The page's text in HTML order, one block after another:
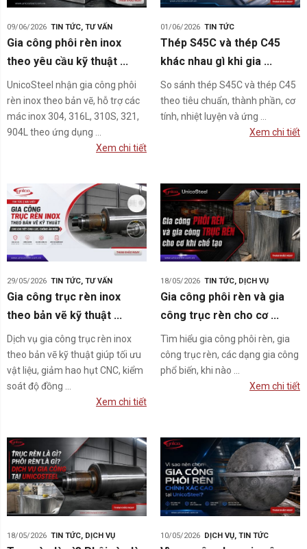
09/06/2026 TIN TỨC, TƯ VẤN
Gia công phôi rèn inox
theo yêu cầu kỹ thuật ...
UnicoSteel nhận gia công phôi
rèn inox theo bản vẽ, hỗ trợ các
mác inox 304, 316L, 310S, 321,
904L theo ứng dụng ...
Xem chi tiết
01/06/2026 TIN TỨC
Thép S45C và thép C45
khác nhau gì khi gia ...
So sánh thép S45C và thép C45
theo tiêu chuẩn, thành phần, cơ
tính, nhiệt luyện và ứng ...
Xem chi tiết
29/05/2026 TIN TỨC, TƯ VẤN
Gia công trục rèn inox
theo bản vẽ kỹ thuật ...
Dịch vụ gia công trục rèn inox
theo bản vẽ kỹ thuật giúp tối ưu
vật liệu, giảm hao hụt CNC, kiểm
soát độ đồng ...
Xem chi tiết
18/05/2026 TIN TỨC, DỊCH VỤ
Gia công phôi rèn và gia
công trục rèn cho cơ ...
Tìm hiểu gia công phôi rèn, gia
công trục rèn, các dạng gia công
phổ biến, khi nào ...
Xem chi tiết
18/05/2026 TIN TỨC, DỊCH VỤ 10/05/2026 DỊCH VỤ, TIN TỨC